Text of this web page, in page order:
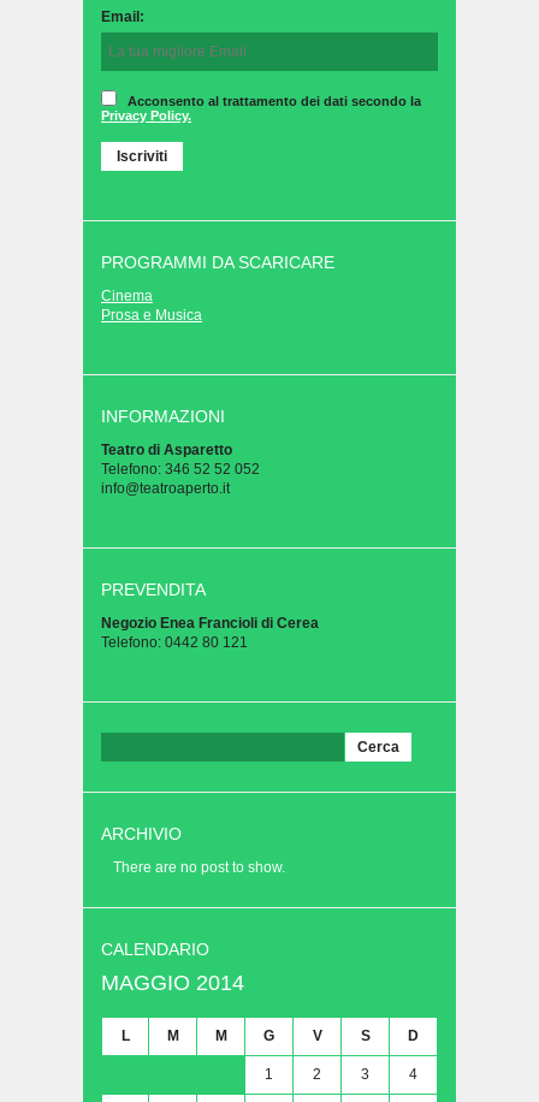
Email:
Acconsento al trattamento dei dati secondo la
Privacy Policy.
PROGRAMMI DA SCARICARE
Cinema
Prosa e Musica
INFORMAZIONI
Teatro di Asparetto
Telefono: 346 52 52 052
info@teatroaperto.it
PREVENDITA
Negozio Enea Francioli di Cerea
Telefono: 0442 80 121
per:
ARCHIVIO
There are no post to show.
CALENDARIO
MAGGIO 2014
L M M G V S D
1 2 3 4